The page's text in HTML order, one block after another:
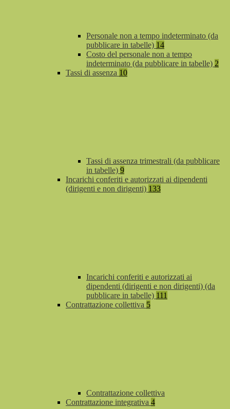
Personale non a tempo indeterminato (da
pubblicare in tabelle) 14
Costo del personale non a tempo
indeterminato (da pubblicare in tabelle) 2
Tassi di assenza 10
Tassi di assenza trimestrali (da pubblicare
in tabelle) 9
Incarichi conferiti e autorizzati ai dipendenti
(dirigenti e non dirigenti) 133
Incarichi conferiti e autorizzati ai
dipendenti (dirigenti e non dirigenti) (da
pubblicare in tabelle) 111
Contrattazione collettiva 5
Contrattazione collettiva
Contrattazione integrativa 4